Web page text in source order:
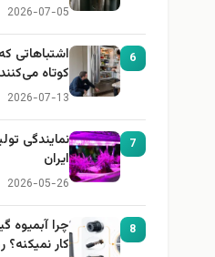
2026-07-05
6
اشتباهاتی
کوتاه
2026-07-13
7
نمایندگی
ایران
2026-05-26
8
چرا آبمیوه
کار